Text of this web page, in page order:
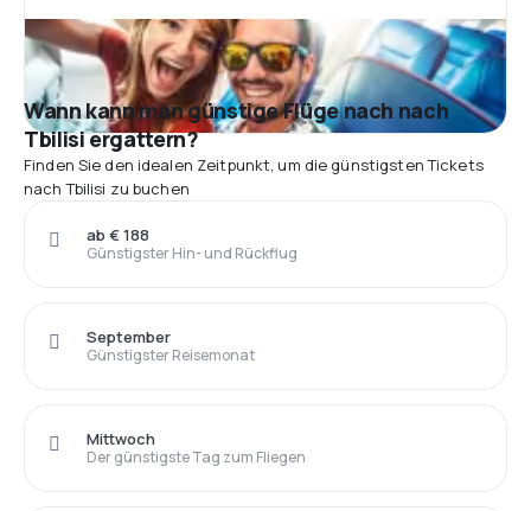
Wann kann man günstige Flüge nach nach
Tbilisi ergattern?
Finden Sie den idealen Zeitpunkt, um die günstigsten Tickets
nach Tbilisi zu buchen
Günstigster Hin- und Rückflug
ab € 188
Günstigster Reisemonat
September
Der günstigste Tag zum Fliegen
Mittwoch